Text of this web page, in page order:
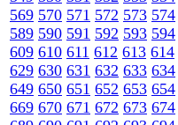
569 570 571 572 573 574
589 590 591 592 593 594
609 610 611 612 613 614
629 630 631 632 633 634
649 650 651 652 653 654
669 670 671 672 673 674